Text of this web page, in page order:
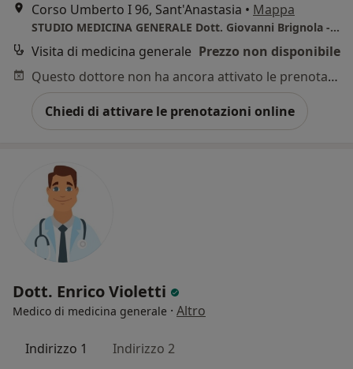
Corso Umberto I 96, Sant'Anastasia • Mappa
STUDIO MEDICINA GENERALE Dott. Giovanni Brignola - Corso Umberto I 96
Visita di medicina generale Prezzo non disponibile
Questo dottore non ha ancora attivato le prenotazioni online presso questo indirizzo.
Chiedi di attivare le prenotazioni online
Dott. Enrico Violetti
Medico di medicina generale · Altro
Indirizzo 1 Indirizzo 2